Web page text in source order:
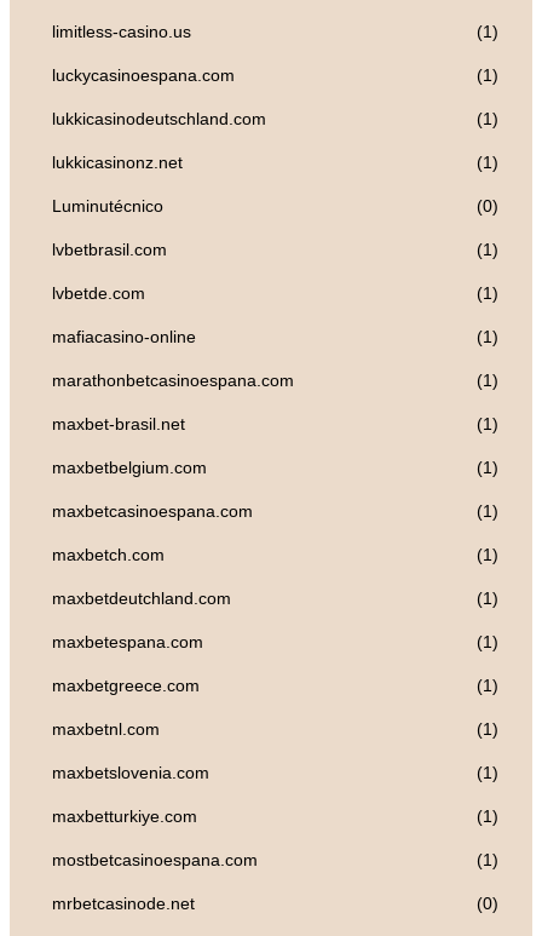
limitless-casino.us (1)
luckycasinoespana.com (1)
lukkicasinodeutschland.com (1)
lukkicasinonz.net (1)
Luminutécnico (0)
lvbetbrasil.com (1)
lvbetde.com (1)
mafiacasino-online (1)
marathonbetcasinoespana.com (1)
maxbet-brasil.net (1)
maxbetbelgium.com (1)
maxbetcasinoespana.com (1)
maxbetch.com (1)
maxbetdeutchland.com (1)
maxbetespana.com (1)
maxbetgreece.com (1)
maxbetnl.com (1)
maxbetslovenia.com (1)
maxbetturkiye.com (1)
mostbetcasinoespana.com (1)
mrbetcasinode.net (0)